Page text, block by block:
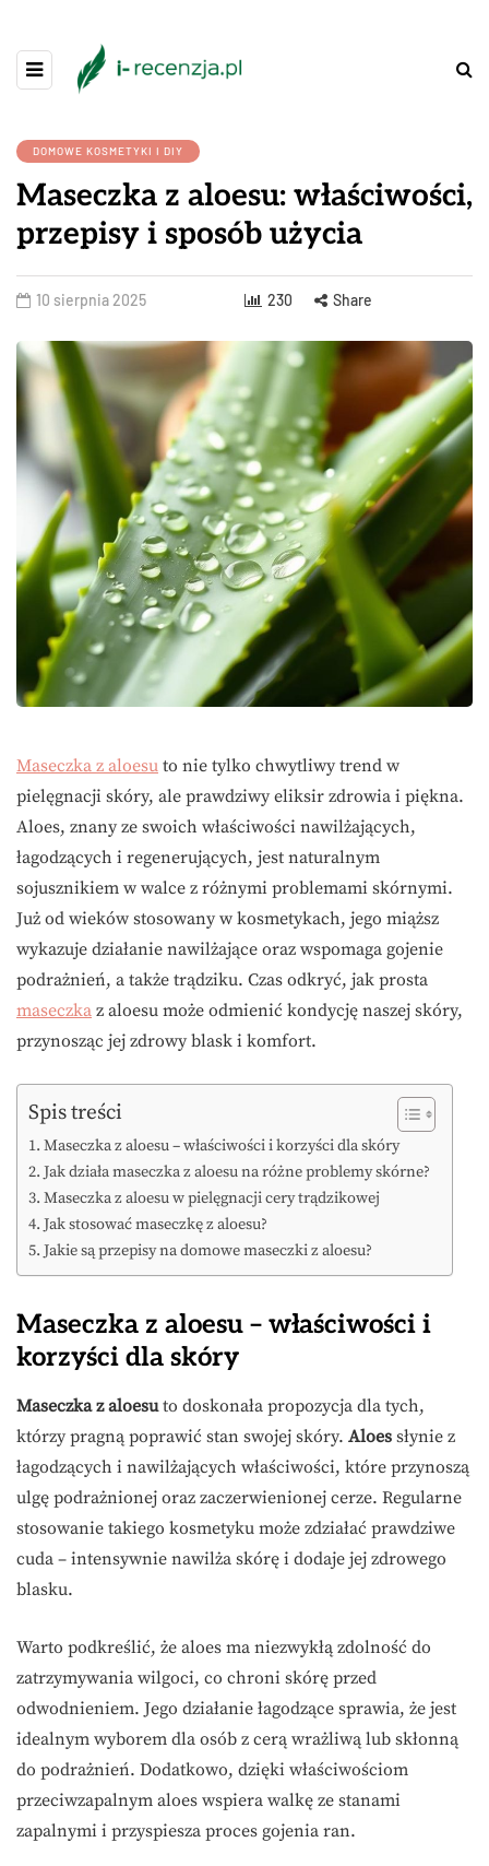
DOMOWE KOSMETYKI I DIY
Maseczka z aloesu: właściwości,
przepisy i sposób użycia
10 sierpnia 2025 230 Share
Maseczka z aloesu to nie tylko chwytliwy trend w
pielęgnacji skóry, ale prawdziwy eliksir zdrowia i piękna.
Aloes, znany ze swoich właściwości nawilżających,
łagodzących i regenerujących, jest naturalnym
sojusznikiem w walce z różnymi problemami skórnymi.
Już od wieków stosowany w kosmetykach, jego miąższ
wykazuje działanie nawilżające oraz wspomaga gojenie
podrażnień, a także trądziku. Czas odkryć, jak prosta
maseczka z aloesu może odmienić kondycję naszej skóry,
przynosząc jej zdrowy blask i komfort.
Spis treści
Maseczka z aloesu – właściwości i korzyści dla skóry
Jak działa maseczka z aloesu na różne problemy skórne?
Maseczka z aloesu w pielęgnacji cery trądzikowej
Jak stosować maseczkę z aloesu?
Jakie są przepisy na domowe maseczki z aloesu?
Maseczka z aloesu – właściwości i
korzyści dla skóry
Maseczka z aloesuto doskonała propozycja dla tych,
którzy pragną poprawić stan swojej skóry. Aloes słynie z
łagodzących i nawilżających właściwości, które przynoszą
ulgę podrażnionej oraz zaczerwienionej cerze. Regularne
stosowanie takiego kosmetyku może zdziałać prawdziwe
cuda – intensywnie nawilża skórę i dodaje jej zdrowego
blasku.
Warto podkreślić, że aloes ma niezwykłą zdolność do
zatrzymywania wilgoci, co chroni skórę przed
odwodnieniem. Jego działanie łagodzące sprawia, że jest
idealnym wyborem dla osób z cerą wrażliwą lub skłonną
do podrażnień. Dodatkowo, dzięki właściwościom
przeciwzapalnym aloes wspiera walkę ze stanami
zapalnymi i przyspiesza proces gojenia ran.